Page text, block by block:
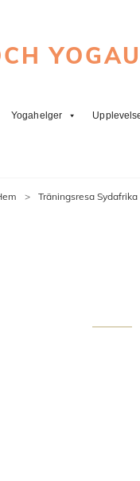
Yogahelger
> Träningsresa Sydafrika